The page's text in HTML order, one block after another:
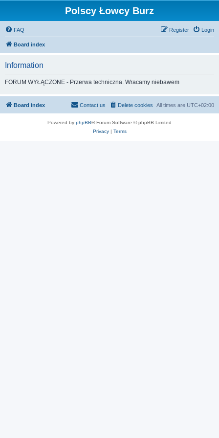
Polscy Łowcy Burz
FAQ Login
Register
Board index
Information
FORUM WYŁĄCZONE - Przerwa techniczna. Wracamy niebawem
Board index All times are UTC+02:00
Delete cookies
Contact us
Powered by phpBB® Forum Software © phpBB Limited
Privacy| Terms